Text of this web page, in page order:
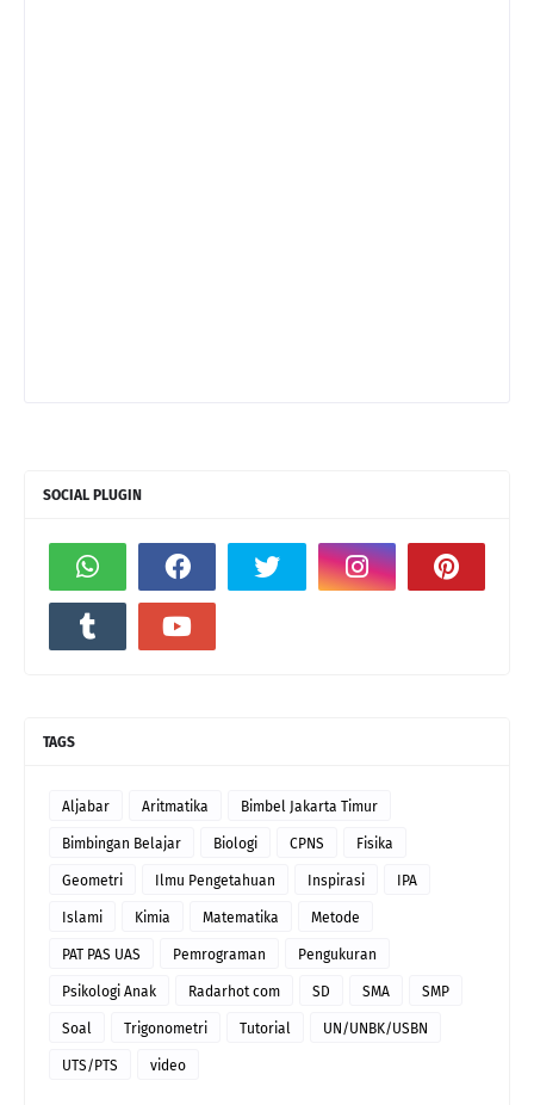
SOCIAL PLUGIN
TAGS
Aljabar Aritmatika Bimbel Jakarta Timur
Bimbingan Belajar Biologi CPNS Fisika
Geometri Ilmu Pengetahuan Inspirasi IPA
Islami Kimia Matematika Metode
PAT PAS UAS Pemrograman Pengukuran
Psikologi Anak Radarhot com SD SMA SMP
Soal Trigonometri Tutorial UN/UNBK/USBN
UTS/PTS video